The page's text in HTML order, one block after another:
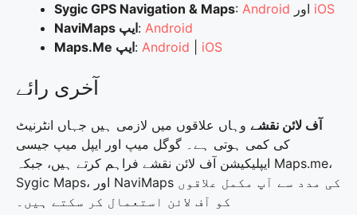
Sygic GPS Navigation & Maps: Android
iOS
NaviMaps ایپ: Android
Maps.Me ایپ: Android iOS
آخری رائے
آف لائن نقشے وہاں علاقوں میں لازمی ہیں جہاں انٹرنیٹ
کی کمی ہوتی ہے۔ گوگل میپ اور ایپل میپ جیسی
ایپلیکیشن آف لائن نقشے فراہم کرتے ہیں، جبکہ Maps.me،
Sygic Maps، اور NaviMaps کی مدد سے آپ مکمل علاقوں
کو آف لائن استعمال کر سکتے ہیں۔